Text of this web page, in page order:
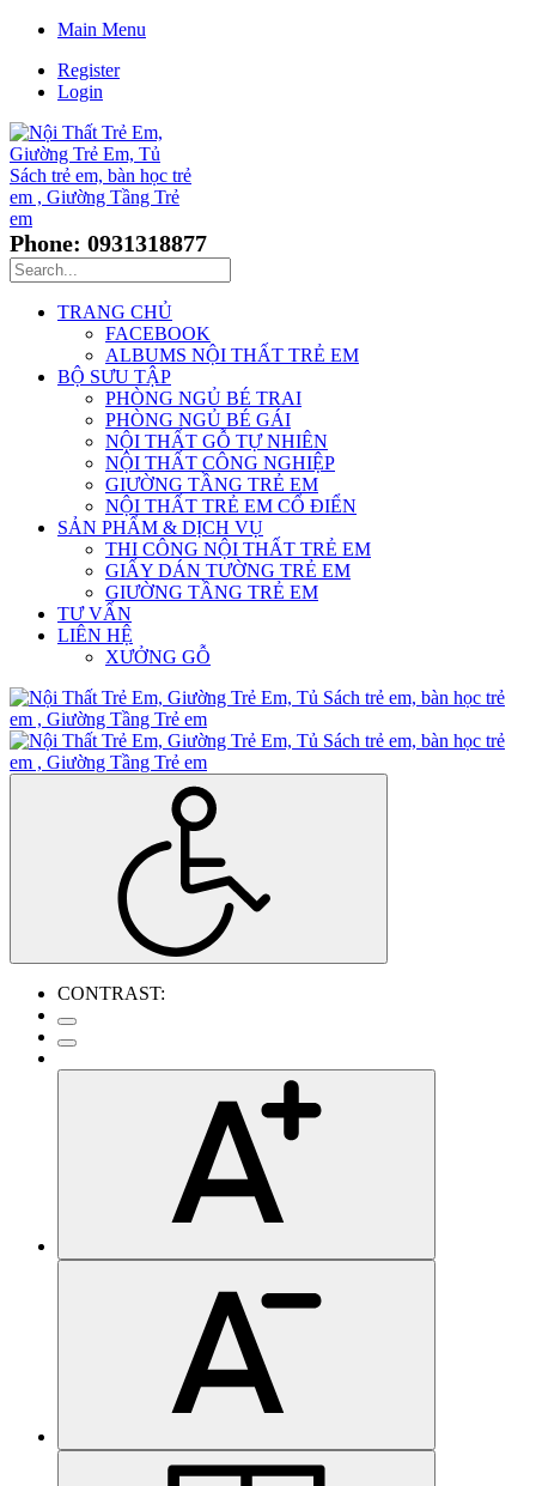
Main Menu
Register
Login
Phone: 0931318877
TRANG CHỦ
FACEBOOK
ALBUMS NỘI THẤT TRẺ EM
BỘ SƯU TẬP
PHÒNG NGỦ BÉ TRAI
PHÒNG NGỦ BÉ GÁI
NỘI THẤT GỖ TỰ NHIÊN
NỘI THẤT CÔNG NGHIỆP
GIƯỜNG TẦNG TRẺ EM
NỘI THẤT TRẺ EM CỔ ĐIỂN
SẢN PHẨM & DỊCH VỤ
THI CÔNG NỘI THẤT TRẺ EM
GIẤY DÁN TƯỜNG TRẺ EM
GIƯỜNG TẦNG TRẺ EM
TƯ VẤN
LIÊN HỆ
XƯỞNG GỖ
CONTRAST: